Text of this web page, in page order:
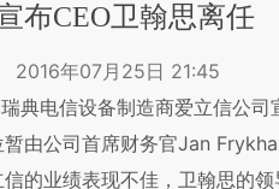
布CEO卫翰思离任
2016年07月25日 21:45
典电信设备制造商爱立信公
由公司首席财务官Jan
的业绩表现不佳，卫翰思的